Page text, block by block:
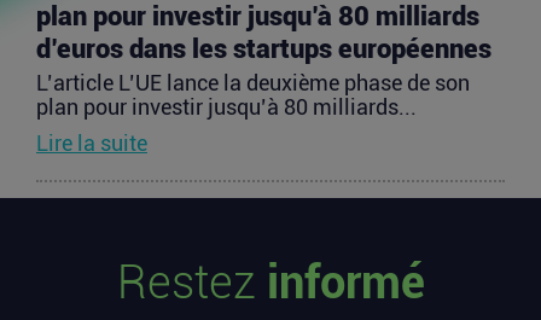
plan pour investir jusqu’à 80 milliards
d’euros dans les startups européennes
L’article L’UE lance la deuxième phase de son
plan pour investir jusqu’à 80 milliards...
Lire la suite
millions d’euros cette semaine
L’article Les startups françaises ont levé 113
Restez informé